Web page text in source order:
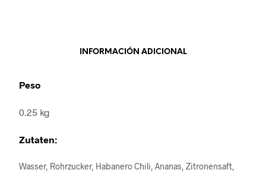
INFORMACIÓN ADICIONAL
Peso
0.25 kg
Zutaten:
Wasser, Rohrzucker, Habanero Chili, Ananas, Zitronensaft,